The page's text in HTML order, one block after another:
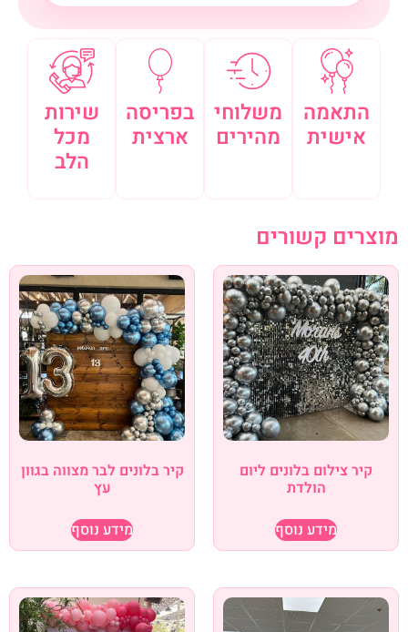
שירות
מכל
הלב
בפריסה
ארצית
משלוחי
מהירים
התאמה
אישית
מוצרים קשורים
קיר צילום בלונים ליום
הולדת
מידע נוסף
קיר בלונים לבר מצווה בגוון
עץ
מידע נוסף